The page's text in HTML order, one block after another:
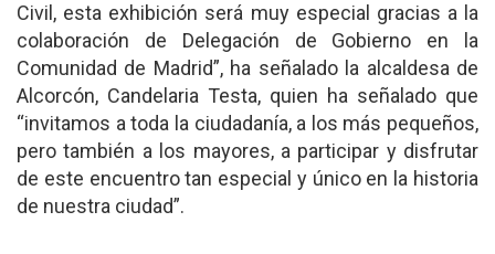
Civil, esta exhibición será muy especial gracias a la
colaboración de Delegación de Gobierno en la
Comunidad de Madrid”, ha señalado la alcaldesa de
Alcorcón, Candelaria Testa, quien ha señalado que
“invitamos a toda la ciudadanía, a los más pequeños,
pero también a los mayores, a participar y disfrutar
de este encuentro tan especial y único en la historia
de nuestra ciudad”.